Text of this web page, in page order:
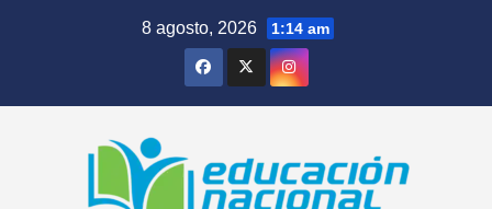
8 agosto, 2026 1:14 am